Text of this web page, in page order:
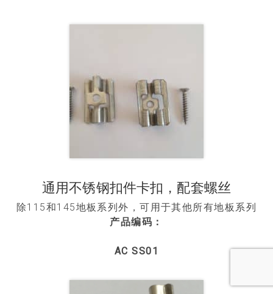
通用不锈钢扣件卡扣，配套螺丝
除115和145地板系列外，可用于其他所有地板系列
产品编码：
AC SS01